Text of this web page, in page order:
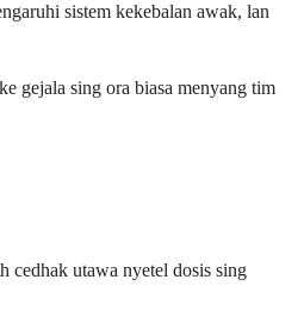
sistem kekebalan awak, lan
gejala sing ora biasa menyang tim
cedhak utawa nyetel dosis sing